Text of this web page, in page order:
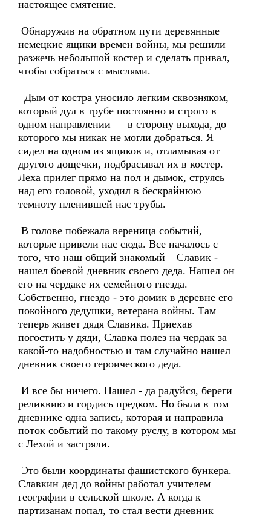
настоящее смятение.
Обнаружив на обратном пути деревянные
немецкие ящики времен войны, мы решили
разжечь небольшой костер и сделать привал,
чтобы собраться с мыслями.
Дым от костра уносило легким сквозняком,
который дул в трубе постоянно и строго в
одном направлении — в сторону выхода, до
которого мы никак не могли добраться. Я
сидел на одном из ящиков и, отламывая от
другого дощечки, подбрасывал их в костер.
Леха прилег прямо на пол и дымок, струясь
над его головой, уходил в бескрайнюю
темноту пленившей нас трубы.
В голове побежала вереница событий,
которые привели нас сюда. Все началось с
того, что наш общий знакомый – Славик -
нашел боевой дневник своего деда. Нашел он
его на чердаке их семейного гнезда.
Собственно, гнездо - это домик в деревне его
покойного дедушки, ветерана войны. Там
теперь живет дядя Славика. Приехав
погостить у дяди, Славка полез на чердак за
какой-то надобностью и там случайно нашел
дневник своего героического деда.
И все бы ничего. Нашел - да радуйся, береги
реликвию и гордись предком. Но была в том
дневнике одна запись, которая и направила
поток событий по такому руслу, в котором мы
с Лехой и застряли.
Это были координаты фашистского бункера.
Славкин дед до войны работал учителем
географии в сельской школе. А когда к
партизанам попал, то стал вести дневник